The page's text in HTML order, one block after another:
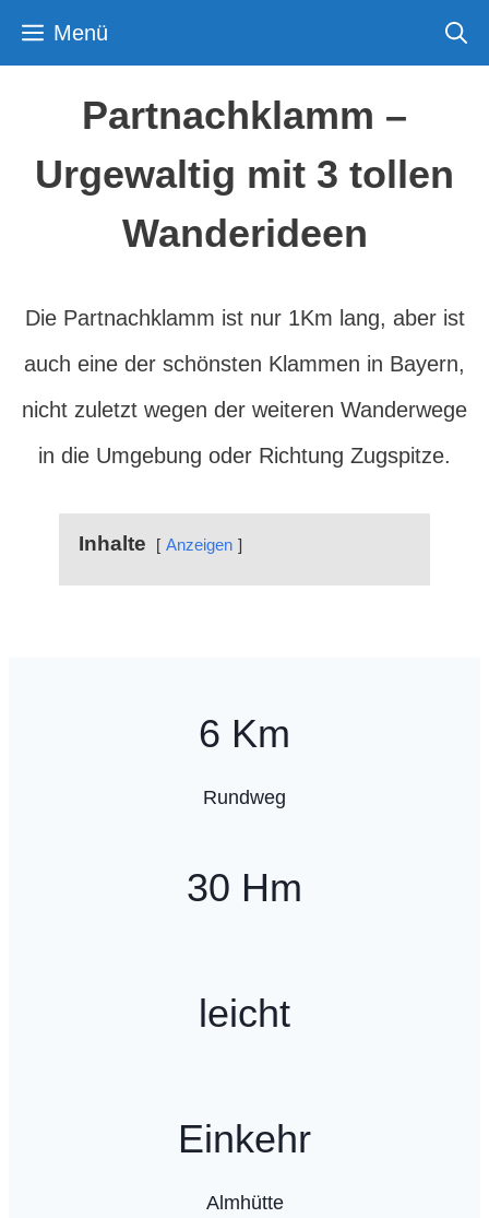
Inhalt Menü
Partnachklamm –
Urgewaltig mit 3 tollen
Wanderideen
Die Partnachklamm ist nur 1Km lang, aber ist
auch eine der schönsten Klammen in Bayern,
nicht zuletzt wegen der weiteren Wanderwege
in die Umgebung oder Richtung Zugspitze.
Inhalte Anzeigen
6 Km
Rundweg
30 Hm
leicht
Einkehr
Almhütte